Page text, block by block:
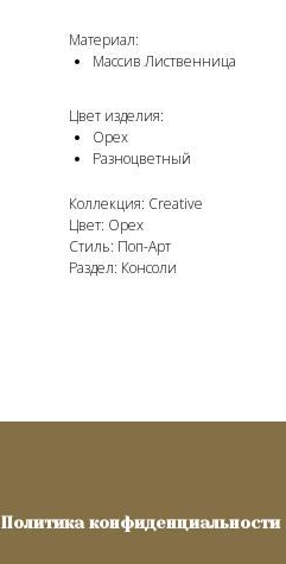
Материал:
Массив Лиственница
Цвет изделия:
Орех
Разноцветный
Коллекция: Creative
Цвет: Орех
Стиль: Поп-Арт
Раздел: Консоли
Политика конфиденциальности